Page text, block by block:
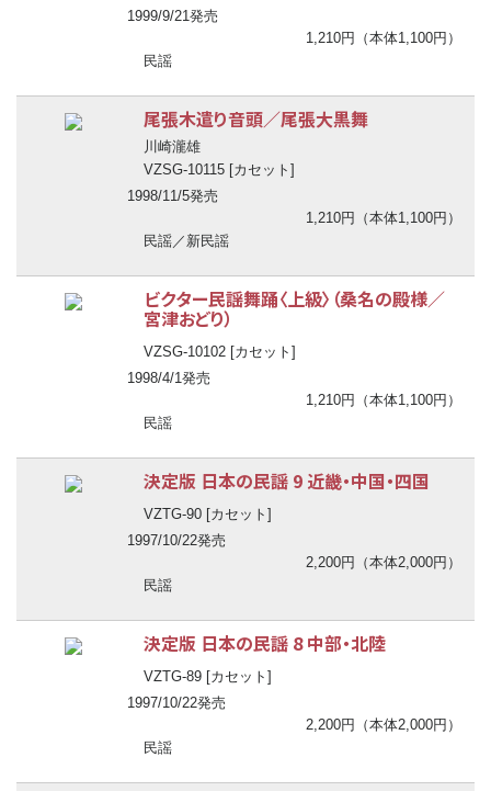
1999/9/21発売
1,210円（本体1,100円）
民謡
尾張木遣り音頭／尾張大黒舞
川崎瀧雄
VZSG-10115 [カセット]
1998/11/5発売
1,210円（本体1,100円）
民謡／新民謡
ビクター民謡舞踊〈上級〉（桑名の殿様／
宮津おどり）
VZSG-10102 [カセット]
1998/4/1発売
1,210円（本体1,100円）
民謡
決定版 日本の民謡 9 近畿・中国・四国
VZTG-90 [カセット]
1997/10/22発売
2,200円（本体2,000円）
民謡
決定版 日本の民謡 8 中部・北陸
VZTG-89 [カセット]
1997/10/22発売
2,200円（本体2,000円）
民謡